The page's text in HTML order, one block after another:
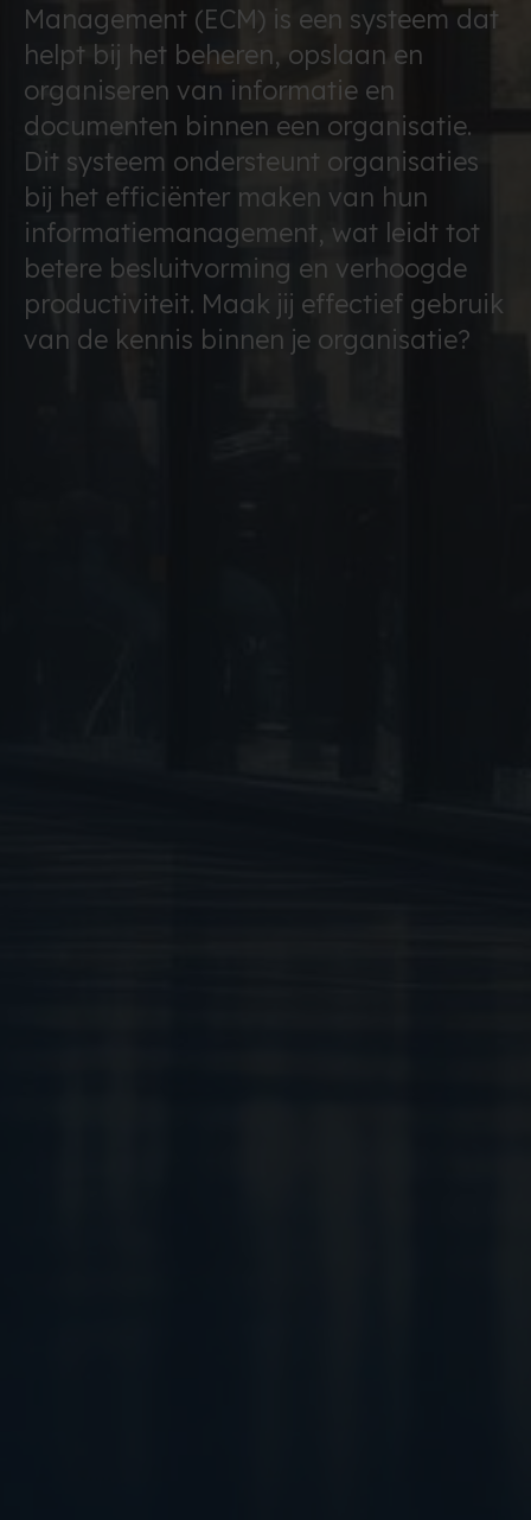
Management (ECM) is een systeem dat
helpt bij het beheren, opslaan en
organiseren van informatie en
documenten binnen een organisatie.
Dit systeem ondersteunt organisaties
bij het efficiënter maken van hun
informatiemanagement, wat leidt tot
betere besluitvorming en verhoogde
productiviteit. Maak jij effectief gebruik
van de kennis binnen je organisatie?